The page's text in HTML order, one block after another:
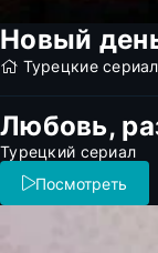
Новый
Турецкие
Любовь,
Турецкий сериал
Посмотреть